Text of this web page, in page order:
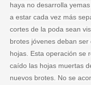
haya no desarrolla
a estar cada vez más
cortes de la poda sean
brotes jóvenes deban
hojas. Esta operación se
caído las hojas muertas
nuevos brotes. No se